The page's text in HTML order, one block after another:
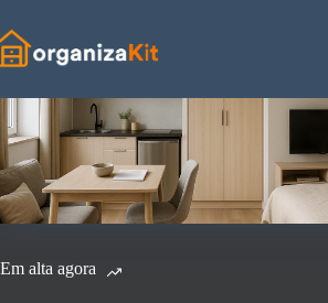
para
o
conteúdo
Em alta agora